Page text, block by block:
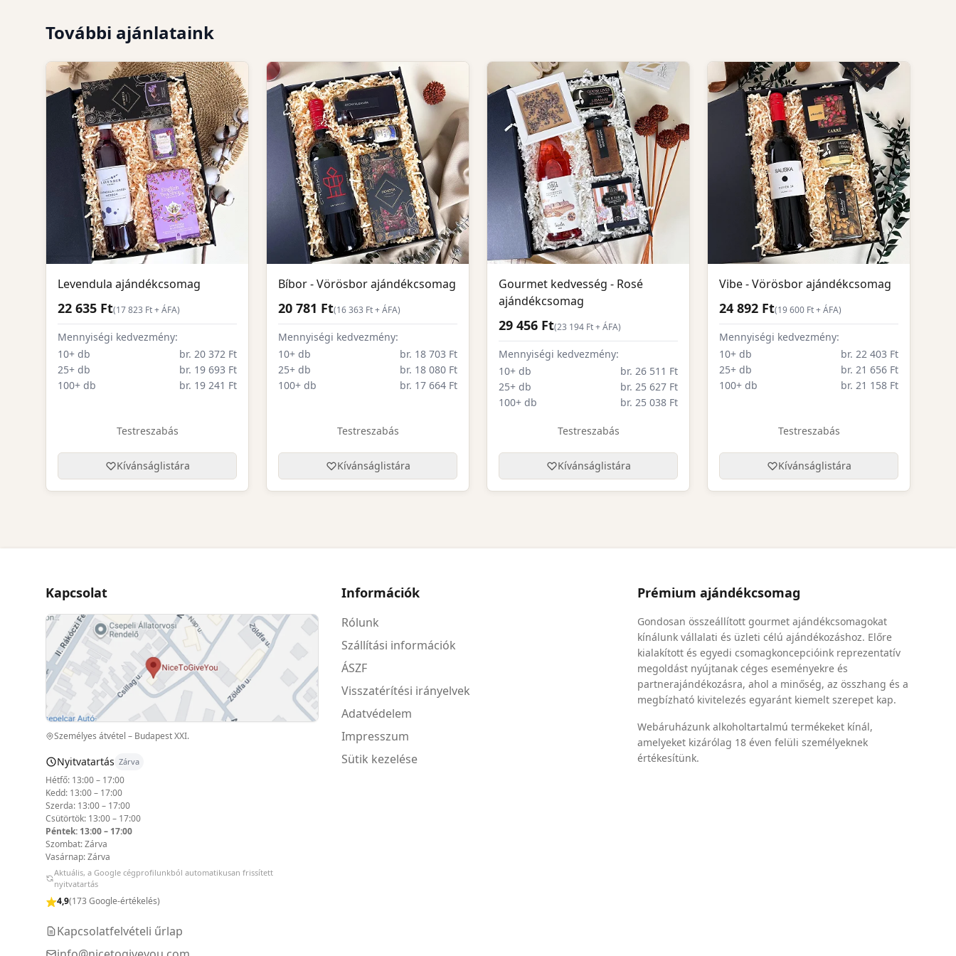
További ajánlataink
Levendula ajándékcsomag
22 635 Ft(17 823 Ft + ÁFA)
Mennyiségi kedvezmény:
10+ db
br. 20 372 Ft
25+ db
br. 19 693 Ft
100+ db
br. 19 241 Ft
Testreszabás
Kívánságlistára
Bíbor - Vörösbor ajándékcsomag
20 781 Ft(16 363 Ft + ÁFA)
Mennyiségi kedvezmény:
10+ db
br. 18 703 Ft
25+ db
br. 18 080 Ft
100+ db
br. 17 664 Ft
Testreszabás
Kívánságlistára
Gourmet kedvesség - Rosé
ajándékcsomag
29 456 Ft(23 194 Ft + ÁFA)
Mennyiségi kedvezmény:
10+ db
br. 26 511 Ft
25+ db
br. 25 627 Ft
100+ db
br. 25 038 Ft
Testreszabás
Kívánságlistára
Vibe - Vörösbor ajándékcsomag
24 892 Ft(19 600 Ft + ÁFA)
Mennyiségi kedvezmény:
10+ db
br. 22 403 Ft
25+ db
br. 21 656 Ft
100+ db
br. 21 158 Ft
Testreszabás
Kívánságlistára
Kapcsolat
Személyes átvétel – Budapest XXI.
Nyitvatartás Zárva
Hétfő: 13:00 – 17:00
Kedd: 13:00 – 17:00
Szerda: 13:00 – 17:00
Csütörtök: 13:00 – 17:00
Péntek: 13:00 – 17:00
Szombat: Zárva
Vasárnap: Zárva
Aktuális, a Google cégprofilunkból automatikusan frissített
nyitvatartás
4,9(173 Google-értékelés)
Kapcsolatfelvételi űrlap
Információk
Rólunk
Szállítási információk
ÁSZF
Visszatérítési irányelvek
Adatvédelem
Impresszum
Sütik kezelése
Prémium ajándékcsomag
Gondosan összeállított gourmet ajándékcsomagokat
kínálunk vállalati és üzleti célú ajándékozáshoz. Előre
kialakított és egyedi csomagkoncepcióink reprezentatív
megoldást nyújtanak céges eseményekre és
partnerajándékozásra, ahol a minőség, az összhang és a
megbízható kivitelezés egyaránt kiemelt szerepet kap.
Webáruházunk alkoholtartalmú termékeket kínál,
amelyeket kizárólag 18 éven felüli személyeknek
értékesítünk.